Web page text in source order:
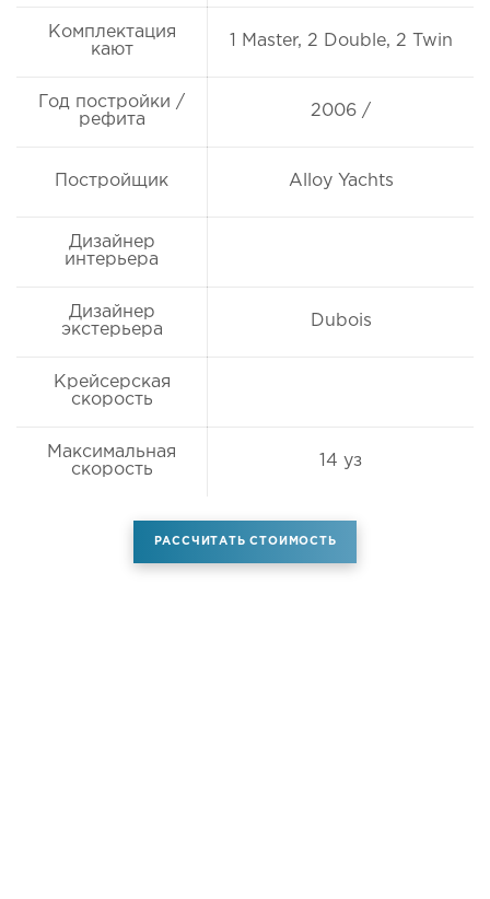
Комплектация
кают
1 Master, 2 Double, 2 Twin
Год постройки /
рефита
2006 /
Постройщик Alloy Yachts
Дизайнер
интерьера
Дизайнер
экстерьера
Dubois
Крейсерская
скорость
Максимальная
скорость
14 уз
РАССЧИТАТЬ СТОИМОСТЬ